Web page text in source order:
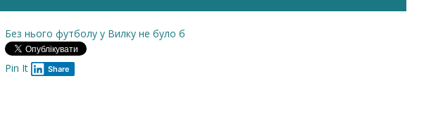
Без нього футболу у Вилку не було б
Pin It Share